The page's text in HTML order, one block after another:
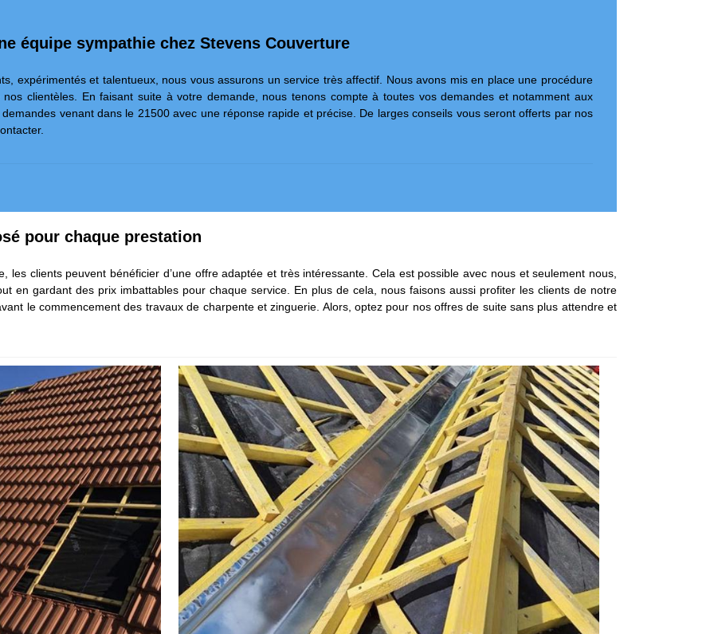
équipe sympathie chez Stevens Couverture
expérimentés et talentueux, nous vous assurons un service très affectif. Nous avons mis en place une procédure
clientèles. En faisant suite à votre demande, nous tenons compte à toutes vos demandes et notamment aux
venant dans le 21500 avec une réponse rapide et précise. De larges conseils vous seront offerts par nos
pour chaque prestation
les clients peuvent bénéficier d’une offre adaptée et très intéressante. Cela est possible avec nous et seulement nous,
en gardant des prix imbattables pour chaque service. En plus de cela, nous faisons aussi profiter les clients de notre
le commencement des travaux de charpente et zinguerie. Alors, optez pour nos offres de suite sans plus attendre et